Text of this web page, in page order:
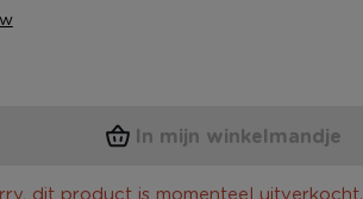
In mijn winkelmandje
dit product is momenteel uitverkocht.